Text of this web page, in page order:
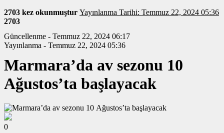
2703 kez okunmuştur
Yayınlanma Tarihi: Temmuz 22, 2024 05:36
2703
Güncellenme - Temmuz 22, 2024 06:17
Yayınlanma - Temmuz 22, 2024 05:36
Marmara’da av sezonu 10
Ağustos’ta başlayacak
0